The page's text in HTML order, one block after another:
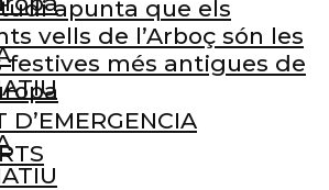
D’EMERGENCIA
apunta que els
vells de l’Arboç són les
festives més antigues de